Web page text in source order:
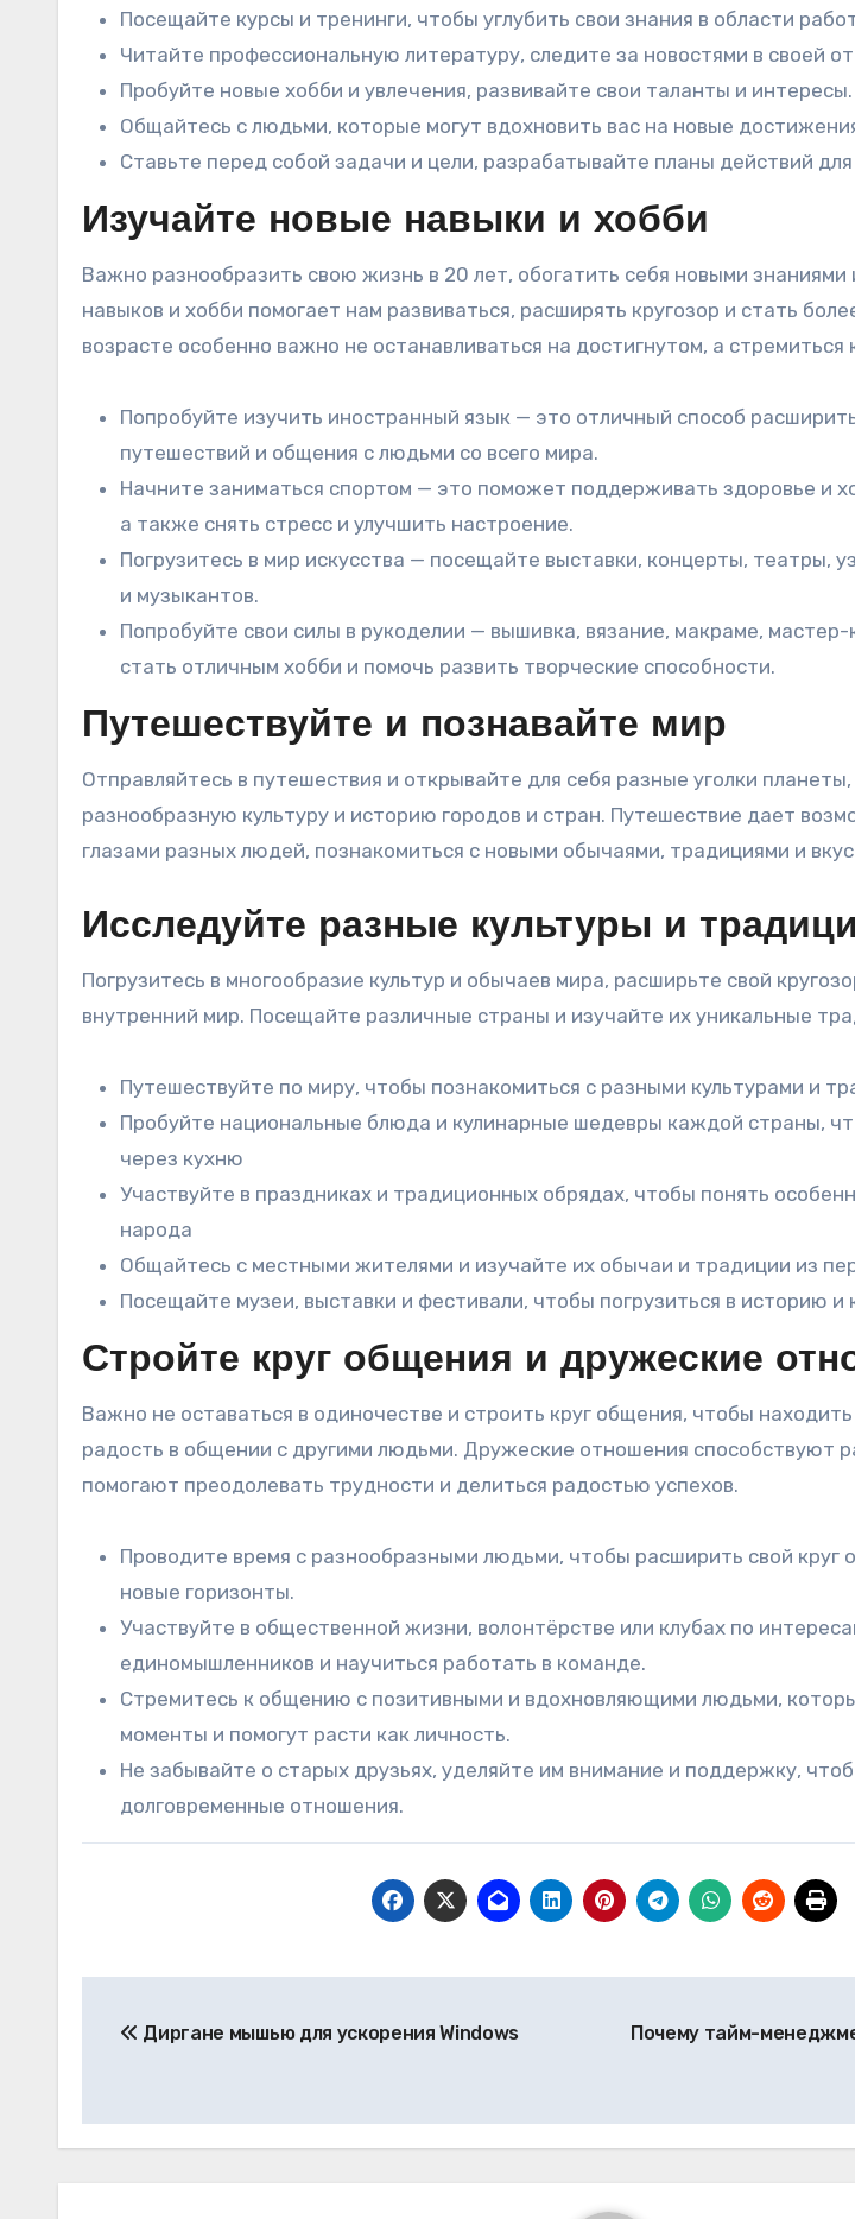
Посещайте курсы и тренинги, чтобы углубить свои знания в области
Читайте профессиональную литературу, следите за новостями в своей
Пробуйте новые хобби и увлечения, развивайте свои таланты и интересы.
Общайтесь с людьми, которые могут вдохновить вас на новые
Ставьте перед собой задачи и цели, разрабатывайте планы действий
Изучайте новые навыки и хобби
Важно разнообразить свою жизнь в 20 лет, обогатить себя новыми
навыков и хобби помогает нам развиваться, расширять кругозор и стать
возрасте особенно важно не останавливаться на достигнутом, а стремиться
Попробуйте изучить иностранный язык — это отличный способ
путешествий и общения с людьми со всего мира.
Начните заниматься спортом — это поможет поддерживать здоровье и
а также снять стресс и улучшить настроение.
Погрузитесь в мир искусства — посещайте выставки, концерты, театры,
и музыкантов.
Попробуйте свои силы в рукоделии — вышивка, вязание, макраме,
стать отличным хобби и помочь развить творческие способности.
Путешествуйте и познавайте мир
Отправляйтесь в путешествия и открывайте для себя разные уголки
разнообразную культуру и историю городов и стран. Путешествие дает
глазами разных людей, познакомиться с новыми обычаями, традициями и
Исследуйте разные культуры и
Погрузитесь в многообразие культур и обычаев мира, расширьте свой
внутренний мир. Посещайте различные страны и изучайте их уникальные
Путешествуйте по миру, чтобы познакомиться с разными культурами и
Пробуйте национальные блюда и кулинарные шедевры каждой страны,
через кухню
Участвуйте в праздниках и традиционных обрядах, чтобы понять
народа
Общайтесь с местными жителями и изучайте их обычаи и традиции из
Посещайте музеи, выставки и фестивали, чтобы погрузиться в историю и
Стройте круг общения и дружеские
Важно не оставаться в одиночестве и строить круг общения, чтобы
радость в общении с другими людьми. Дружеские отношения способствуют
помогают преодолевать трудности и делиться радостью успехов.
Проводите время с разнообразными людьми, чтобы расширить свой круг
новые горизонты.
Участвуйте в общественной жизни, волонтёрстве или клубах по
единомышленников и научиться работать в команде.
Стремитесь к общению с позитивными и вдохновляющими людьми,
моменты и помогут расти как личность.
Не забывайте о старых друзьях, уделяйте им внимание и поддержку,
долговременные отношения.
по
Диргане мышью для ускорения Windows
Почему тайм-